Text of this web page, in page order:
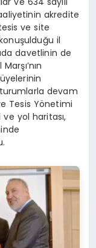
akredite
ve site
il
davetlinin de
devam
Tesis Yönetimi
yol haritası,